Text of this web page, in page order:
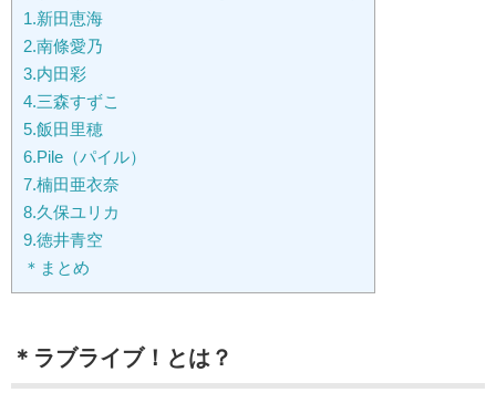
1.新田恵海
2.南條愛乃
3.内田彩
4.三森すずこ
5.飯田里穂
6.Pile（パイル）
7.楠田亜衣奈
8.久保ユリカ
9.徳井青空
＊まとめ
＊ラブライブ！とは？